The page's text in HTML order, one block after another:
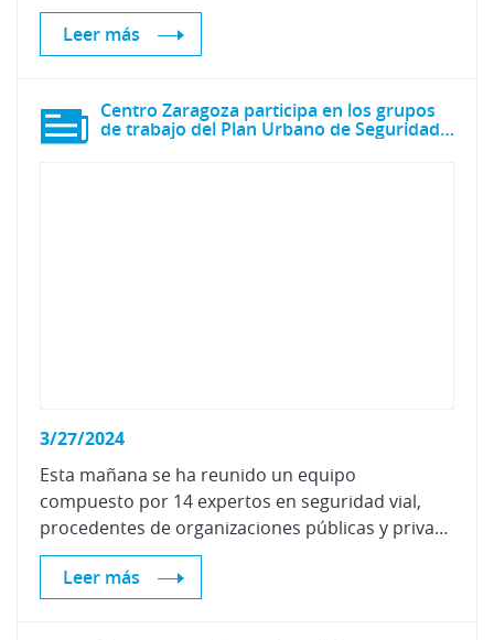
Leer más
Centro Zaragoza participa en los grupos
de trabajo del Plan Urbano de Seguridad Vial de Zaragoza.
3/27/2024
Esta mañana se ha reunido un equipo
compuesto por 14 expertos en seguridad vial,
procedentes de organizaciones públicas y privadas, entre las que ha sido invitada Centro Zaragoza.
Leer más